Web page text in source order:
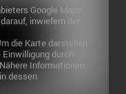
Google Maps
inwiefern der
die Karte darstellen
durch
Informationen
dessen